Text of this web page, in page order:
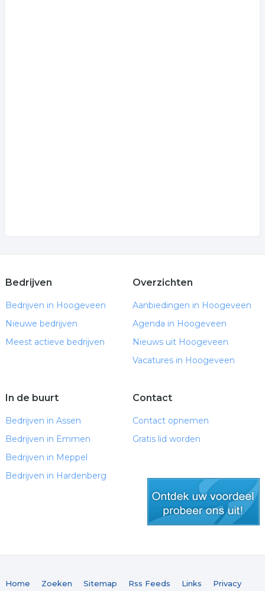
Bedrijven
Bedrijven in Hoogeveen
Nieuwe bedrijven
Meest actieve bedrijven
Overzichten
Aanbiedingen in Hoogeveen
Agenda in Hoogeveen
Nieuws uit Hoogeveen
Vacatures in Hoogeveen
In de buurt
Bedrijven in Assen
Bedrijven in Emmen
Bedrijven in Meppel
Bedrijven in Hardenberg
Contact
Contact opnemen
Gratis lid worden
Home Zoeken Sitemap Rss Feeds Links Privacy